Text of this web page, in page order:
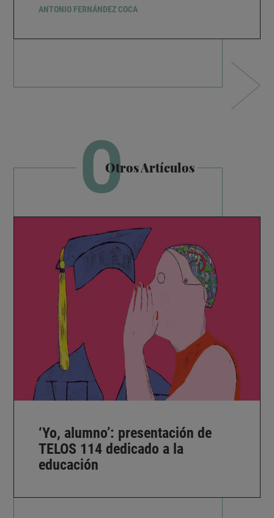
ANTONIO FERNÁNDEZ COCA
OOtros Artículos
‘Yo, alumno’: presentación de
TELOS 114 dedicado a la
educación